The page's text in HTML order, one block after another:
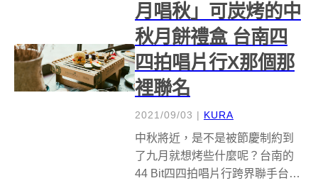
月唱秋」可炭烤的中
秋月餅禮盒 台南四
四拍唱片行X那個那
裡聯名
2021/09/03 | KURA
中秋將近，是不是被節慶制約到
了九月就想烤些什麼呢？台南的
44 Bit四四拍唱片行跨界聯手台南